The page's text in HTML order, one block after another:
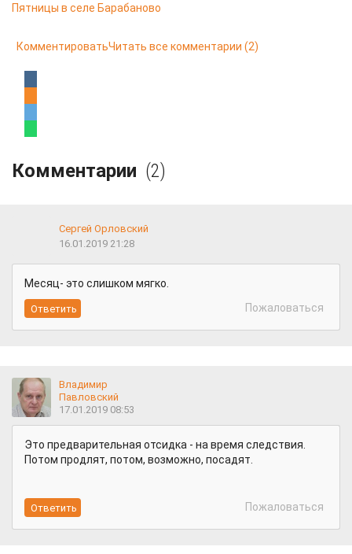
Пятницы в селе Барабаново
КомментироватьЧитать все комментарии (2)
Комментарии (2)
Сергей Орловский
16.01.2019 21:28
Месяц- это слишком мягко.
Пожаловаться
Владимир
Павловский
17.01.2019 08:53
Это предварительная отсидка - на время следствия.
Потом продлят, потом, возможно, посадят.
Пожаловаться